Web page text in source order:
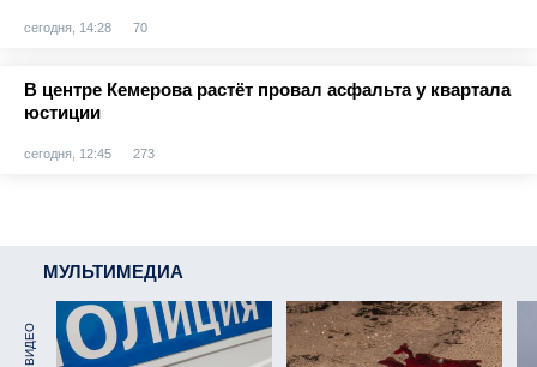
сегодня, 14:28 70
В центре Кемерова растёт провал асфальта у квартала
юстиции
сегодня, 12:45 273
МУЛЬТИМЕДИА
ВИДЕО